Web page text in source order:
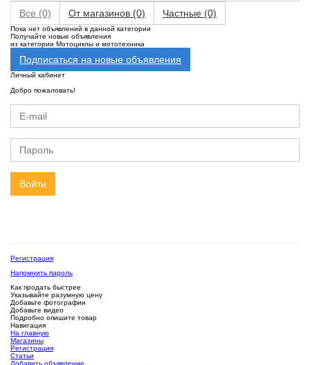
Все (0) От магазинов (0) Частные (0)
Пока нет объявлений в данной категории
Получайте новые объявления
из категории Мотоциклы и мототехника
Подписаться на новые объявления
Личный кабинет
Добро пожаловать!
Войти
Регистрация
Напомнить пароль
Как продать быстрее
Указывайте разумную цену
Добавьте фотографии
Добавьте видео
Подробно опишите товар
Навигация
На главную
Магазины
Регистрация
Статьи
Добавить объявление